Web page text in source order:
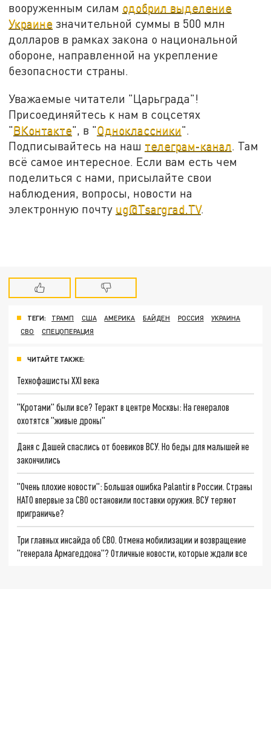
вооруженным силам одобрил выделение
Украине значительной суммы в 500 млн
долларов в рамках закона о национальной
обороне, направленной на укрепление
безопасности страны.
Уважаемые читатели "Царьграда"!
Присоединяйтесь к нам в соцсетях
"ВКонтакте", в "Одноклассники".
Подписывайтесь на наш телеграм-канал. Там
всё самое интересное. Если вам есть чем
поделиться с нами, присылайте свои
наблюдения, вопросы, новости на
электронную почту ug@Tsargrad.TV.
ТЕГИ: ТРАМП США АМЕРИКА БАЙДЕН РОССИЯ
УКРАИНА
СВО
СПЕЦОПЕРАЦИЯ
ЧИТАЙТЕ ТАКЖЕ:
Технофашисты XXI века
"Кротами" были все? Теракт в центре Москвы: На генералов
охотятся "живые дроны"
Даня с Дашей спаслись от боевиков ВСУ. Но беды для малышей не
закончились
"Очень плохие новости": Большая ошибка Palantir в России. Страны
НАТО впервые за СВО остановили поставки оружия. ВСУ теряют
приграничье?
Три главных инсайда об СВО. Отмена мобилизации и возвращение
"генерала Армагеддона"? Отличные новости, которые ждали все